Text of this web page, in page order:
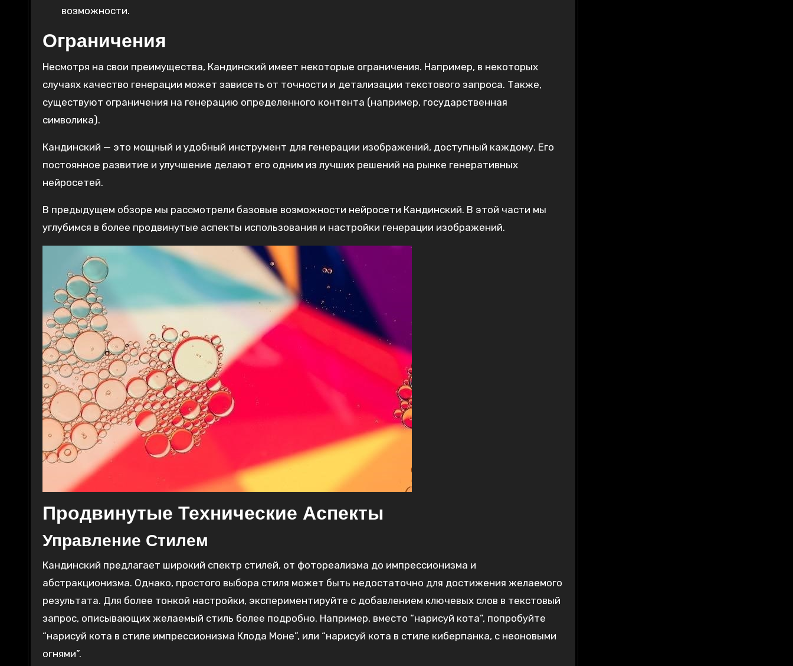
возможности.
Ограничения
Несмотря на свои преимущества, Кандинский имеет некоторые ограничения. Например, в некоторых
случаях качество генерации может зависеть от точности и детализации текстового запроса. Также,
существуют ограничения на генерацию определенного контента (например, государственная
символика).
Кандинский — это мощный и удобный инструмент для генерации изображений, доступный каждому. Его
постоянное развитие и улучшение делают его одним из лучших решений на рынке генеративных
нейросетей.
В предыдущем обзоре мы рассмотрели базовые возможности нейросети Кандинский. В этой части мы
углубимся в более продвинутые аспекты использования и настройки генерации изображений.
Продвинутые Технические Аспекты
Управление Стилем
Кандинский предлагает широкий спектр стилей, от фотореализма до импрессионизма и
абстракционизма. Однако, простого выбора стиля может быть недостаточно для достижения желаемого
результата. Для более тонкой настройки, экспериментируйте с добавлением ключевых слов в текстовый
запрос, описывающих желаемый стиль более подробно. Например, вместо “нарисуй кота”, попробуйте
“нарисуй кота в стиле импрессионизма Клода Моне”, или “нарисуй кота в стиле киберпанка, с неоновыми
огнями”.